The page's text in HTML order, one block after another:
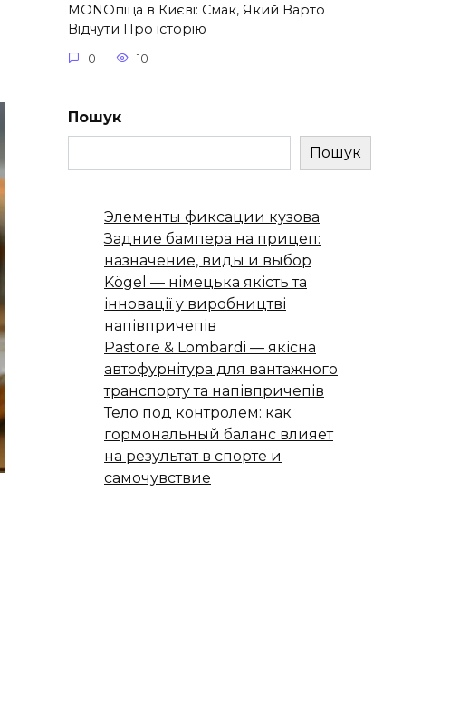
MONOпіца в Києві: Смак, Який Варто
Відчути Про історію
0 10
Пошук
Пошук
Элементы фиксации кузова
Задние бампера на прицеп:
назначение, виды и выбор
Kögel — німецька якість та
інновації у виробництві
напівпричепів
Pastore & Lombardi — якісна
автофурнітура для вантажного
транспорту та напівпричепів
Тело под контролем: как
гормональный баланс влияет
на результат в спорте и
самочувствие